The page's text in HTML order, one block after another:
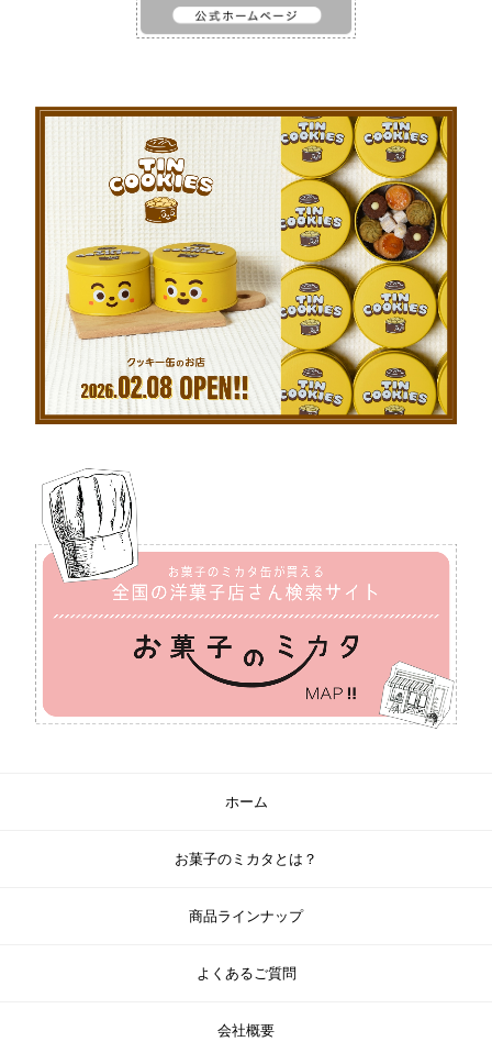
ホーム
お菓子のミカタとは？
商品ラインナップ
よくあるご質問
会社概要